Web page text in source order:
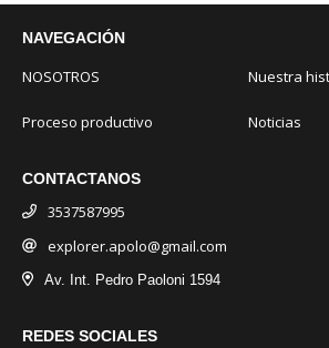
NAVEGACIÓN
NOSOTROS Nuestra
Proceso productivo Noticias
CONTACTANOS
3537587995
explorer.apolo@gmail.com
Av. Int. Pedro Paoloni 1594
REDES SOCIALES